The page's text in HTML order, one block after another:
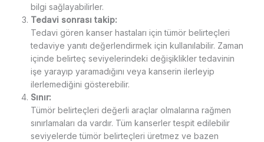
bilgi sağlayabilirler.
Tedavi sonrası takip:
Tedavi gören kanser hastaları için tümör belirteçleri
tedaviye yanıtı değerlendirmek için kullanılabilir. Zaman
içinde belirteç seviyelerindeki değişiklikler tedavinin
işe yarayıp yaramadığını veya kanserin ilerleyip
ilerlemediğini gösterebilir.
Sınır:
Tümör belirteçleri değerli araçlar olmalarına rağmen
sınırlamaları da vardır. Tüm kanserler tespit edilebilir
seviyelerde tümör belirteçleri üretmez ve bazen